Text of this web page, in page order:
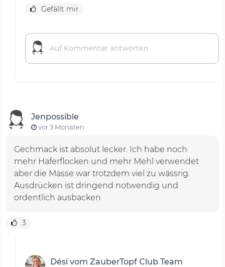
Gefällt mir
Jenpossible
vor 3 Monaten
Gechmack ist absolut lecker. Ich habe noch
mehr Haferflocken und mehr Mehl verwendet
aber die Masse war trotzdem viel zu wässrig.
Ausdrücken ist dringend notwendig und
ordentlich ausbacken
3
Dési vom ZauberTopf Club Team